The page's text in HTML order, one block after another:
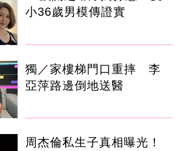
小36歲男模傳證實
獨／家樓梯門口重摔 李
亞萍路邊倒地送醫
周杰倫私生子真相曝光！